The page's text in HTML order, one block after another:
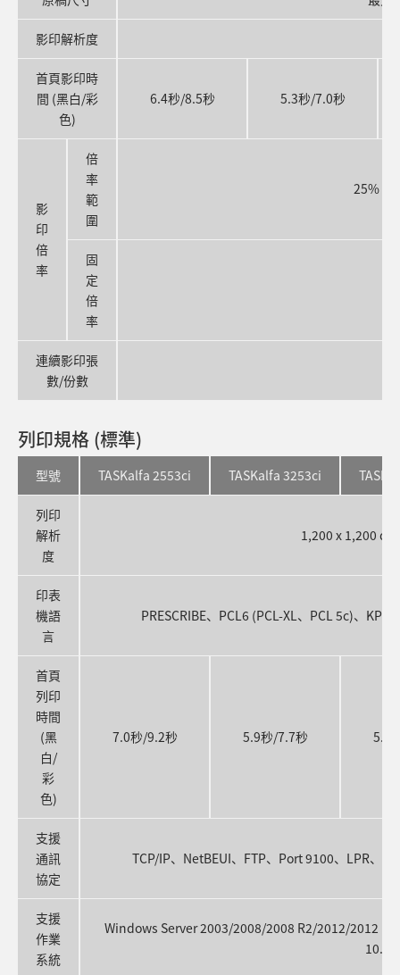
影印解析度
首頁影印時
間 (黑白/彩
色)
6.4秒/8.5秒 5.3秒/7.0秒
影
印
倍
率
倍
率
範
圍
25% –
固
定
倍
率
連續影印張
數/份數
列印規格 (標準)
型號 TASKalfa 2553ci TASKalfa 3253ci
列印
解析
度
1,200 x 1,200
印表
機語
言
PRESCRIBE、PCL6 (PCL-XL、PCL 5c)、
首頁
列印
時間
(黑
白/
彩
色)
7.0秒/9.2秒 5.9秒/7.7秒 5.1
支援
通訊
協定
TCP/IP、NetBEUI、FTP、Port 9100、LPR、
支援
作業
系統
Windows Server 2003/2008/2008 R2/2012/2012
10.5